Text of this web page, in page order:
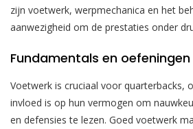
zijn voetwerk, werpmechanica en het
aanwezigheid om de prestaties onder
Fundamentals en
Voetwerk is cruciaal voor quarterbacks,
invloed is op hun vermogen om
en defensies te lezen. Goed voetwerk